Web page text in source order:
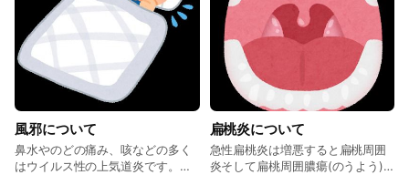
よって薬の内容が大きく変わるこ
とはありません。外来にて「前の
病院でもらった薬が全然効かな
い」とのお話をよく聞きますが、
お薬の効果を最大限に発揮するた
めの工夫が重要と考えます。外来
では内服薬や点鼻液を使うタイミ
ングなどご説明させていただきま
す。
風邪について
鼻水やのどの痛み、咳などの多く
はウイルス性の上気道炎です。通
扁桃炎について
急性扁桃炎は増悪すると扁桃周囲
炎そして扁桃周囲膿瘍(のうよう)